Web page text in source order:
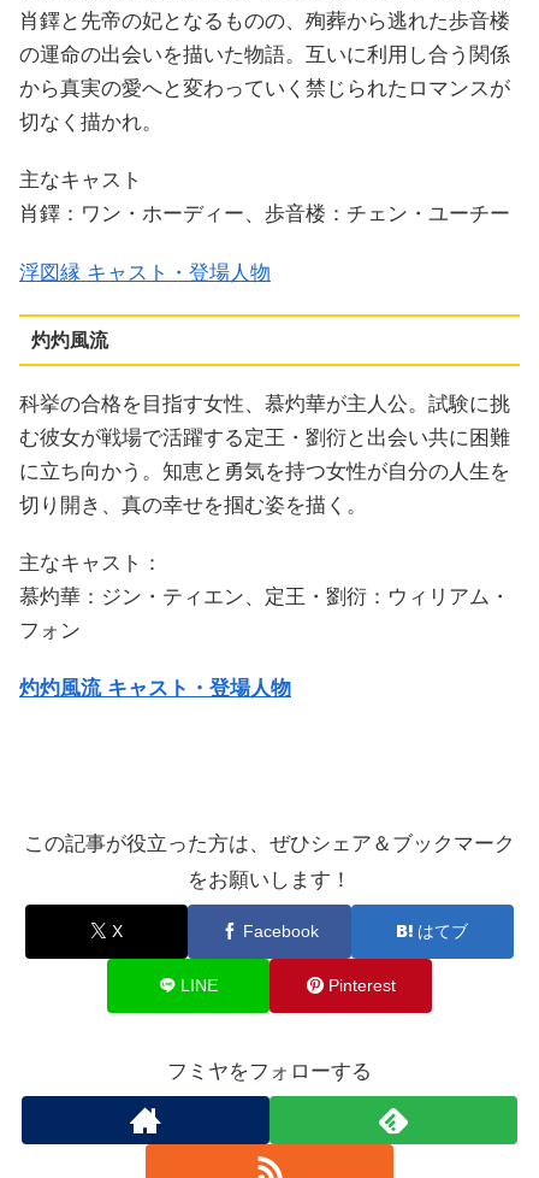
肖鐸と先帝の妃となるものの、殉葬から逃れた歩音楼
の運命の出会いを描いた物語。互いに利用し合う関係
から真実の愛へと変わっていく禁じられたロマンスが
切なく描かれ。
主なキャスト
肖鐸：ワン・ホーディー、歩音楼：チェン・ユーチー
浮図縁 キャスト・登場人物
灼灼風流
科挙の合格を目指す女性、慕灼華が主人公。試験に挑
む彼女が戦場で活躍する定王・劉衍と出会い共に困難
に立ち向かう。知恵と勇気を持つ女性が自分の人生を
切り開き、真の幸せを掴む姿を描く。
主なキャスト：
慕灼華：ジン・ティエン、定王・劉衍：ウィリアム・
フォン
灼灼風流 キャスト・登場人物
この記事が役立った方は、ぜひシェア＆ブックマーク
をお願いします！
X Facebook はてブ
LINE Pinterest
フミヤをフォローする